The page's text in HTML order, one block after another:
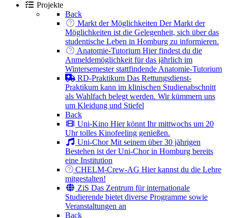
Projekte
Back
Markt der Möglichkeiten Der Markt der
Möglichkeiten ist die Gelegenheit, sich über das
studentische Leben in Homburg zu informieren.
Anatomie-Tutorium Hier findest du die
Anmeldemöglichkeit für das jährlich im
Wintersemester stattfindende Anatomie-Tutorium
RD-Praktikum Das Rettungsdienst-
Praktikum kann im klinischen Studienabschnitt
als Wahlfach belegt werden. Wir kümmern uns
um Kleidung und Stiefel
Back
Uni-Kino Hier könnt Ihr mittwochs um 20
Uhr tolles Kinofeeling genießen.
Uni-Chor Mit seinem über 30 jährigen
Bestehen ist der Uni-Chor in Homburg bereits
eine Institution
CHELM-Crew-AG Hier kannst du die Lehre
mitgestalten!
ZiS Das Zentrum für internationale
Studierende bietet diverse Programme sowie
Veranstaltungen an
Back